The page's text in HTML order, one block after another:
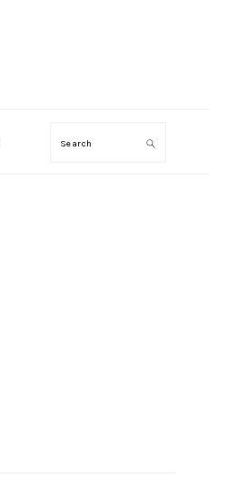
Search